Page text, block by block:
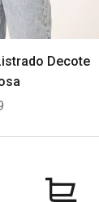
Decote